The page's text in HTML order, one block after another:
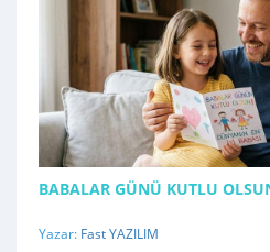
BABALAR GÜNÜ KUTLU
Yazar: Fast YAZILIM